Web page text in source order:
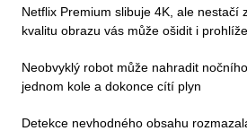
Netflix Premium slibuje 4K, ale nestačí
kvalitu obrazu vás může ošidit i
Neobvyklý robot může nahradit
jednom kole a dokonce cítí plyn
Detekce nevhodného obsahu